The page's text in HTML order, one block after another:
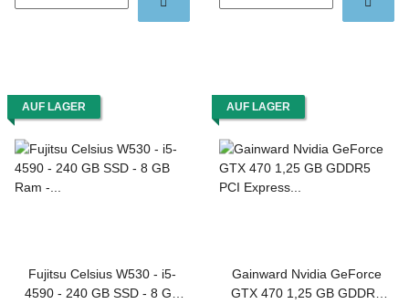
AUF LAGER
Fujitsu Celsius W530 - i5-
4590 - 240 GB SSD - 8 GB
AUF LAGER
Gainward Nvidia GeForce
GTX 470 1,25 GB GDDR5